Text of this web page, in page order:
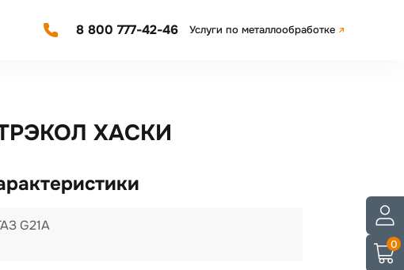
8 800 777-42-46 Услуги по металлообработке
0
ХАСКИ
G21A